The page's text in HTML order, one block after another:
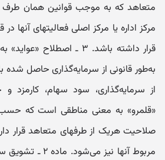
متعاهد که به موجب قوانین همان
مرکز اداره یا مرکز اصلی فعالیتهای آنها
قرار داشته باشد. ۳ ـ
به‌طور قانونی از سرمایه‌گذاری حاصل
«قلمرو» به معنی مناطقی است که
صلاحیت هریک از طرفهای متعاهد قرار